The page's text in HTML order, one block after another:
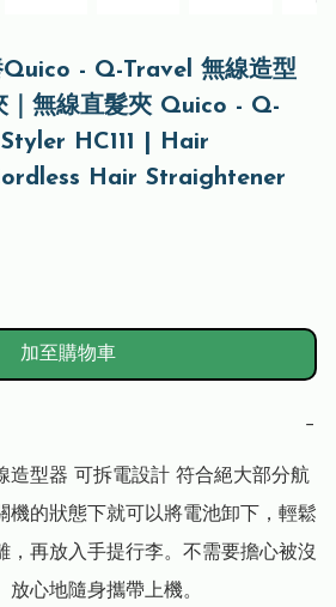
Quico - Q-Travel 無線造型
｜無線直髮夾 Quico - Q-
HC111 | Hair
Hair Straightener
加至購物車
−
造型器 可拆電設計 符合絕大部分航
機的狀態下就可以將電池卸下，輕鬆
，再放入手提行李。不需要擔心被沒
心地隨身攜帶上機。